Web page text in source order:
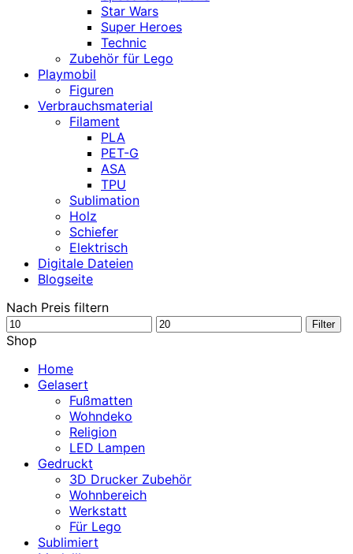
Star Wars
Super Heroes
Technic
Zubehör für Lego
Playmobil
Figuren
Verbrauchsmaterial
Filament
PLA
PET-G
ASA
TPU
Sublimation
Holz
Schiefer
Elektrisch
Digitale Dateien
Blogseite
Nach Preis filtern
Min.
Preis
Max.
Filter
Shop
Home
Gelasert
Fußmatten
Wohndeko
Religion
LED Lampen
Gedruckt
3D Drucker Zubehör
Wohnbereich
Werkstatt
Für Lego
Sublimiert